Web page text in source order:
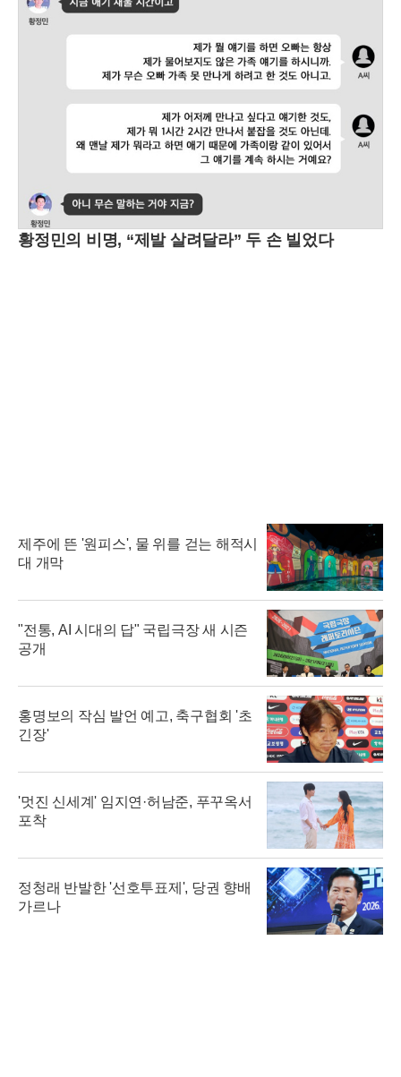
황정민의 비명, “제발 살려달라” 두 손 빌었다
제주에 뜬 '원피스', 물 위를 걷는 해적시
대 개막
"전통, AI 시대의 답" 국립극장 새 시즌
공개
홍명보의 작심 발언 예고, 축구협회 '초
긴장'
'멋진 신세계' 임지연·허남준, 푸꾸옥서
포착
정청래 반발한 '선호투표제', 당권 향배
가르나